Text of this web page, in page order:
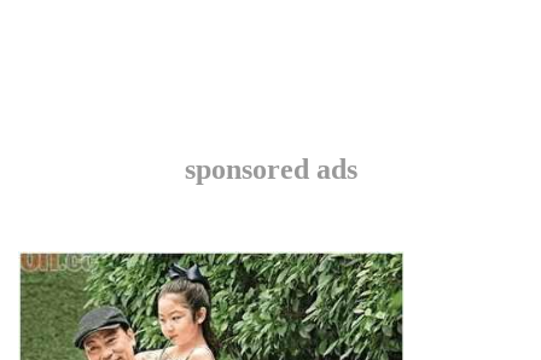
sponsored ads